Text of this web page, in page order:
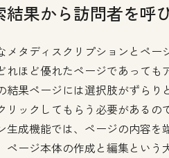
結果から訪問者を呼
メタディスクリプションとペー
れほど優れたページであっても
結果ページには選択肢がずらり
リックしてもらう必要があるの
生成機能では、ページの内容を
ページ本体の作成と編集という